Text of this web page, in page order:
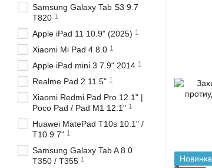
Новинка
Samsung Galaxy Tab S3 9.7
T820 1
Apple iPad 11 10.9" (2025) 1
Xiaomi Mi Pad 4 8.0 1
Apple iPad mini 3 7.9" 2014 1
Realme Pad 2 11.5" 1
Xiaomi Redmi Pad Pro 12.1" |
Poco Pad / Pad M1 12.1" 1
Huawei MatePad T10s 10.1" /
T10 9.7" 1
Samsung Galaxy Tab A 8.0
T350 / T355 1